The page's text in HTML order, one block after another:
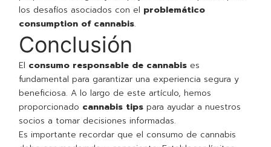
los desafíos asociados con el problemático
consumption of cannabis.
Conclusión
El consumo responsable de cannabis es
fundamental para garantizar una experiencia segura y
beneficiosa. A lo largo de este artículo, hemos
proporcionado cannabis tips para ayudar a nuestros
socios a tomar decisiones informadas.
Es importante recordar que el consumo de cannabis